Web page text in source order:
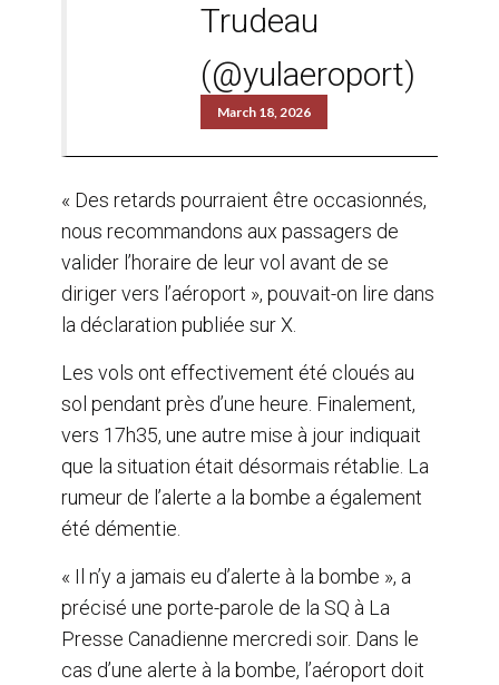
Trudeau
(@yulaeroport)
March 18, 2026
« Des retards pourraient être occasionnés,
nous recommandons aux passagers de
valider l’horaire de leur vol avant de se
diriger vers l’aéroport », pouvait-on lire dans
la déclaration publiée sur X.
Les vols ont effectivement été cloués au
sol pendant près d’une heure. Finalement,
vers 17h35, une autre mise à jour indiquait
que la situation était désormais rétablie. La
rumeur de l’alerte a la bombe a également
été démentie.
« Il n’y a jamais eu d’alerte à la bombe », a
précisé une porte-parole de la SQ à La
Presse Canadienne mercredi soir. Dans le
cas d’une alerte à la bombe, l’aéroport doit